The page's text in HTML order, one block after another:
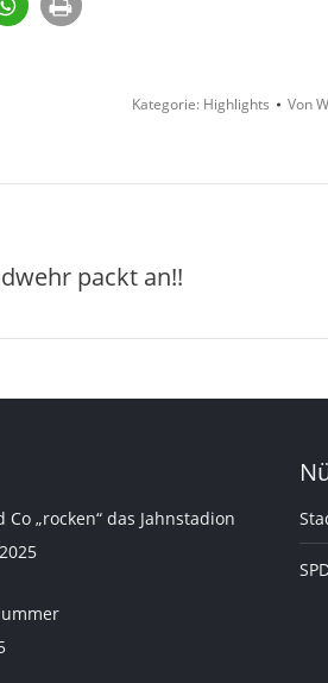
Kategorie: Highlights Von
packt an!!
Co „rocken“ das Jahnstadion